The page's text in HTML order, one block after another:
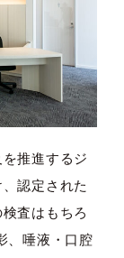
推進するジ
認定された
査はもちろ
、唾液・口腔